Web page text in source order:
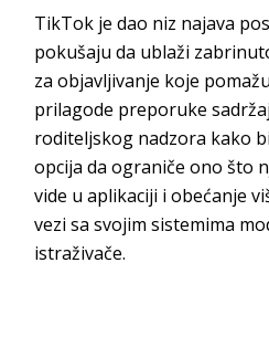
TikTok je dao niz najava
pokušaju da ublaži
za objavljivanje koje
prilagode preporuke
roditeljskog nadzora kako
opcija da ograniče ono što
vide u aplikaciji i obećanje
vezi sa svojim sistemima
istraživače.